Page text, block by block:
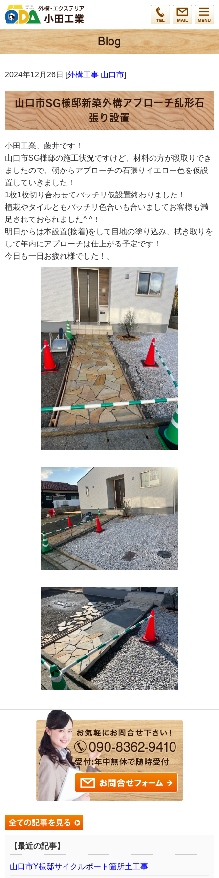
2024年12月26日 [外構工事 山口市]
山口市SG様邸新築外構アプローチ乱形石
張り設置
小田工業、藤井です！
山口市SG様邸の施工状況ですけど、材料の方が段取りでき
ましたので、朝からアプローチの石張りイエロー色を仮設
置していきました！
1枚1枚切り合わせてバッチリ仮設置終わりました！
植栽やタイルともバッチリ色合いも合いましてお客様も満
足されておられました^ ^！
明日からは本設置(接着)をして目地の塗り込み、拭き取りを
して年内にアプローチは仕上がる予定です！
今日も一日お疲れ様でした！。
【最近の記事】
山口市Y様邸サイクルポート箇所土工事